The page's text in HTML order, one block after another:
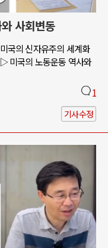
사회변동
국의 신자유주의 세계화
미국의 노동운동 역사와
1
기사수정